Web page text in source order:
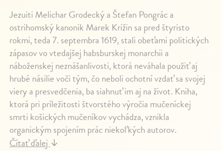
Jezuiti Melichar Grodecký a Štefan Pongrác a
ostrihomský kanonik Marek Križin sa pred štyristo
rokmi, teda 7. septembra 1619, stali obeťami politických
zápasov vo vtedajšej habsburskej monarchii a
náboženskej neznášanlivosti, ktorá neváhala použiť aj
hrubé násilie voči tým, čo neboli ochotní vzdať sa svojej
viery a presvedčenia, ba siahnuť im aj na život. Kniha,
ktorá pri príležitosti štvorstého výročia mučeníckej
smrti košických mučeníkov vychádza, vznikla
organickým spojením prác niekoľkých autorov.
Čítať ďalej↓